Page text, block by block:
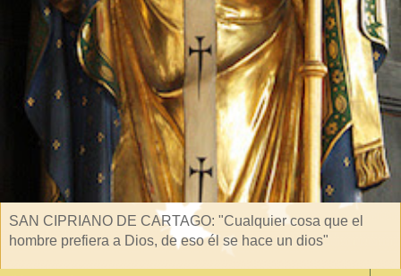
SAN CIPRIANO DE CARTAGO: "Cualquier cosa que el
hombre prefiera a Dios, de eso él se hace un dios"